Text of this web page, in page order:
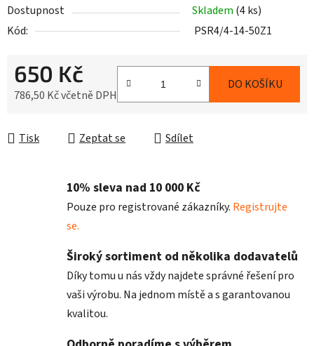
Dostupnost Skladem (4 ks)
Kód:
PSR4/4-14-50Z1
650 Kč
786,50 Kč včetně DPH
DO KOŠÍKU
Tisk Zeptat se Sdílet
10% sleva nad 10 000 Kč
Pouze pro registrované zákazníky. Registrujte
se.
Široký sortiment od několika dodavatelů
Díky tomu u nás vždy najdete správné řešení pro
vaši výrobu. Na jednom místě a s garantovanou
kvalitou.